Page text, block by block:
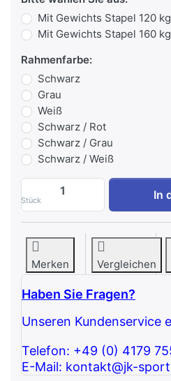
Mit Gewichts Stapel 120 kg
Mit Gewichts Stapel 160 kg
Rahmenfarbe:
Schwarz
Grau
Weiß
Schwarz / Rot
Schwarz / Grau
Schwarz / Weiß
Stück
IRONFIT
In
Merken Vergleichen
Haben Sie Fragen?
Unseren Kundenservice
Telefon: +49 (0) 4179
E-Mail: kontakt@jk-